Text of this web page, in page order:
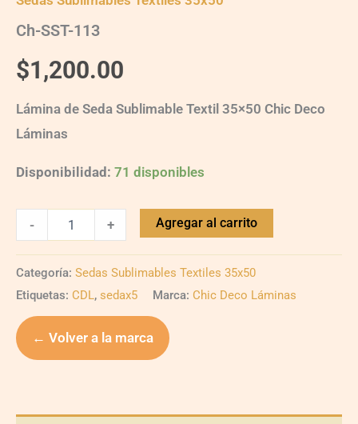
Ch-SST-113
$1,200.00
Lámina de Seda Sublimable Textil 35×50 Chic Deco
Láminas
Disponibilidad: 71 disponibles
- + Agregar al carrito
Categoría: Sedas Sublimables Textiles 35x50
Etiquetas: CDL, sedax5 Marca: Chic Deco Láminas
← Volver a la marca